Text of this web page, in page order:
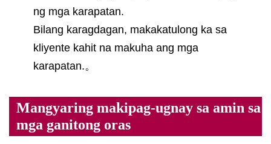
ng mga karapatan.
Bilang karagdagan, makakatulong ka sa
kliyente kahit na makuha ang mga
karapatan.。
Mangyaring makipag-ugnay sa amin sa
mga ganitong oras